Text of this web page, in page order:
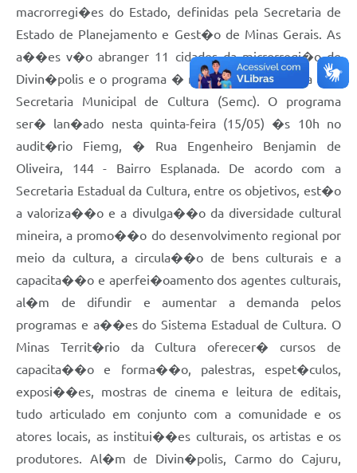
macrorregi�es do Estado, definidas pela Secretaria de
Estado de Planejamento e Gest�o de Minas Gerais. As
a��es v�o abranger 11 cidades da microrregi�o de
Divin�polis e o programa � realizado em parceira com
Secretaria Municipal de Cultura (Semc). O programa
ser� lan�ado nesta quinta-feira (15/05) �s 10h no
audit�rio Fiemg, � Rua Engenheiro Benjamin de
Oliveira, 144 - Bairro Esplanada. De acordo com a
Secretaria Estadual da Cultura, entre os objetivos, est�o
a valoriza��o e a divulga��o da diversidade cultural
mineira, a promo��o do desenvolvimento regional por
meio da cultura, a circula��o de bens culturais e a
capacita��o e aperfei�oamento dos agentes culturais,
al�m de difundir e aumentar a demanda pelos
programas e a��es do Sistema Estadual de Cultura. O
Minas Territ�rio da Cultura oferecer� cursos de
capacita��o e forma��o, palestras, espet�culos,
exposi��es, mostras de cinema e leitura de editais,
tudo articulado em conjunto com a comunidade e os
atores locais, as institui��es culturais, os artistas e os
produtores. Al�m de Divin�polis, Carmo do Cajuru,